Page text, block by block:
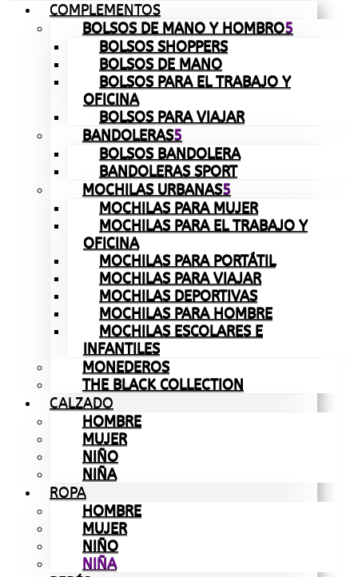
COMPLEMENTOS
BOLSOS DE MANO Y HOMBRO
BOLSOS SHOPPERS
BOLSOS DE MANO
BOLSOS PARA EL TRABAJO Y
OFICINA
BOLSOS PARA VIAJAR
BANDOLERAS
BOLSOS BANDOLERA
BANDOLERAS SPORT
MOCHILAS URBANAS
MOCHILAS PARA MUJER
MOCHILAS PARA EL TRABAJO Y
OFICINA
MOCHILAS PARA PORTÁTIL
MOCHILAS PARA VIAJAR
MOCHILAS DEPORTIVAS
MOCHILAS PARA HOMBRE
MOCHILAS ESCOLARES E
INFANTILES
MONEDEROS
THE BLACK COLLECTION
CALZADO
HOMBRE
MUJER
NIÑO
NIÑA
ROPA
HOMBRE
MUJER
NIÑO
NIÑA